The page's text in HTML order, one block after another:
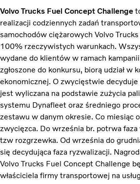
Volvo Trucks Fuel Concept Challenge
realizacji codziennych zadań
samochodów ciężarowych Volvo
100% rzeczywistych warunkach.
wydane do klientów w ramach
zgłoszone do konkursu, biorą udział w
ekonomicznej. O zwycięstwie
jest wyliczana na podstawie zużycia
systemu Dynafleet oraz średniego
zestawu w danym okresie. Co miesiąc
zwycięzca. Do września br. potrwa
tzw rozgrzewka. Od września do
się decydująca faza ryzwalizacji.
Volvo Trucks Fuel Concept Challenge
właściciela firmy transportowej na